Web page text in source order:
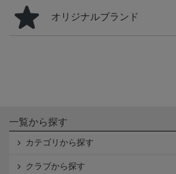
オリジナルブランド
一覧から探す
カテゴリから探す
クラブから探す